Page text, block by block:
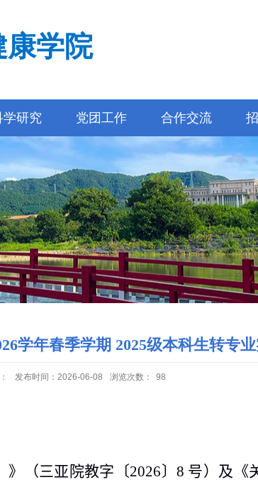
康学院
学研究 党团工作 合作交流
学年春季学期 2025级本科生转专
发布时间：2026-06-08 浏览次数： 98
》（三亚院教字〔2026〕 8 号）及